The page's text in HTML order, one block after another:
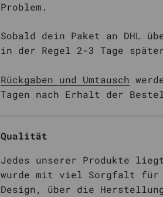
Problem.
Sobald dein Paket an DHL
in der Regel 2-3 Tage
Rückgaben und Umtausch
Tagen nach Erhalt der
Qualität
Jedes unserer Produkte
wurde mit viel Sorgfalt für
Design, über die